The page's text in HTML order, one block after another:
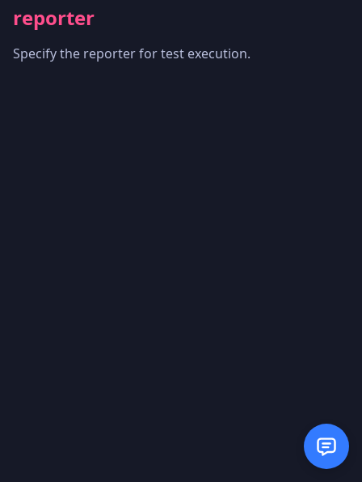
reporter
Specify the reporter for test execution.